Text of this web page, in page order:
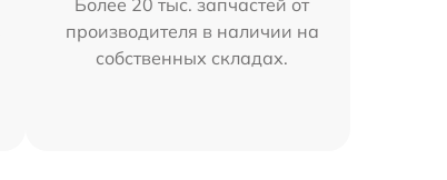
Более 20 тыс. запчастей от
производителя в наличии на
собственных складах.